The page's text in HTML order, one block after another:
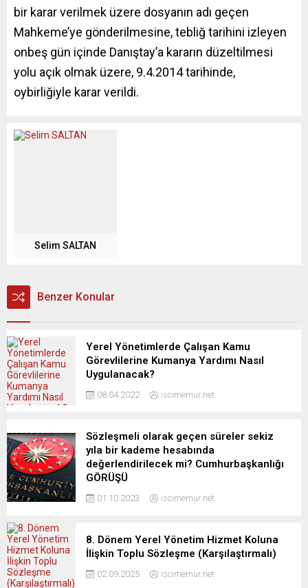
bir karar verilmek üzere dosyanın adı geçen
Mahkeme’ye gönderilmesine, tebliğ tarihini izleyen
onbeş gün içinde Danıştay’a kararın düzeltilmesi
yolu açık olmak üzere, 9.4.2014 tarihinde,
oybirliğiyle karar verildi.
Selim SALTAN
Benzer Konular
Yerel Yönetimlerde Çalışan Kamu
Görevlilerine Kumanya Yardımı Nasıl
Uygulanacak?
08.04.2022 iscimemur.net
Sözleşmeli olarak geçen süreler sekiz
yıla bir kademe hesabında
değerlendirilecek mi? Cumhurbaşkanlığı
GÖRÜŞÜ
01.10.2023 iscimemur.net
8. Dönem Yerel Yönetim Hizmet Koluna
İlişkin Toplu Sözleşme (Karşılaştırmalı)
02.09.2025 iscimemur.net